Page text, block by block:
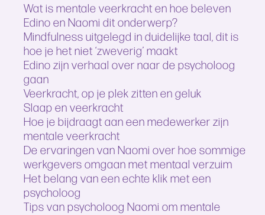
Wat is mentale veerkracht en hoe beleven
Edino en Naomi dit onderwerp?
Mindfulness uitgelegd in duidelijke taal, dit is
hoe je het niet ‘zweverig’ maakt
Edino zijn verhaal over naar de psycholoog
gaan
Veerkracht, op je plek zitten en geluk
Slaap en veerkracht
Hoe je bijdraagt aan een medewerker zijn
mentale veerkracht
De ervaringen van Naomi over hoe sommige
werkgevers omgaan met mentaal verzuim
Het belang van een echte klik met een
psycholoog
Tips van psycholoog Naomi om mentale